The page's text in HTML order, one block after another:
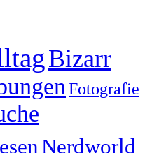
Bizarr
Fotografie
Nerdworld